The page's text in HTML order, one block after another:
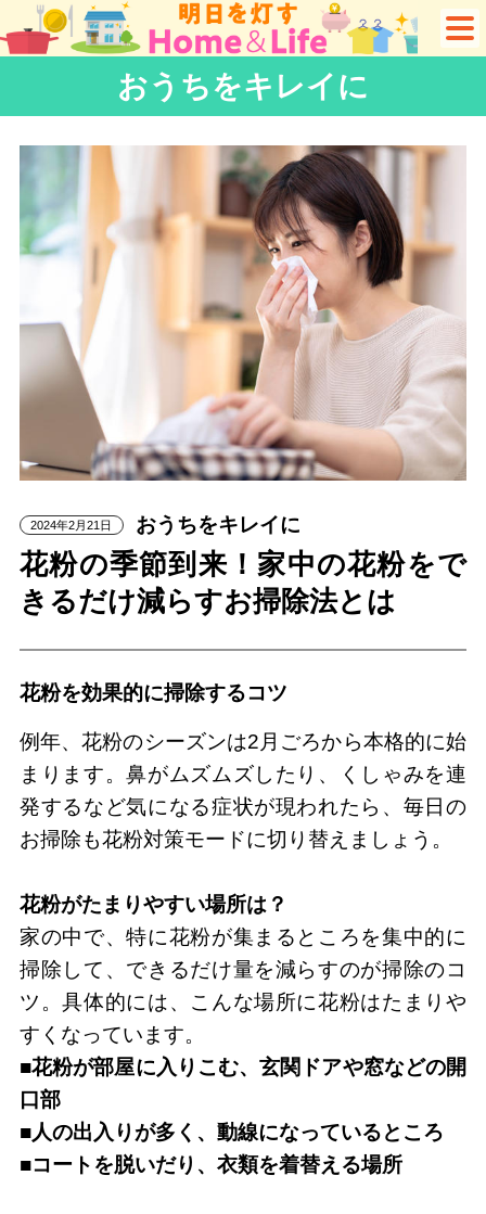
おうちをキレイに
2024年2月21日 おうちをキレイに
花粉の季節到来！家中の花粉をで
きるだけ減らすお掃除法とは
花粉を効果的に掃除するコツ
例年、花粉のシーズンは2月ごろから本格的に始
まります。鼻がムズムズしたり、くしゃみを連
発するなど気になる症状が現われたら、毎日の
お掃除も花粉対策モードに切り替えましょう。
花粉がたまりやすい場所は？
家の中で、特に花粉が集まるところを集中的に
掃除して、できるだけ量を減らすのが掃除のコ
ツ。具体的には、こんな場所に花粉はたまりや
すくなっています。
■花粉が部屋に入りこむ、玄関ドアや窓などの開
口部
■人の出入りが多く、動線になっているところ
■コートを脱いだり、衣類を着替える場所